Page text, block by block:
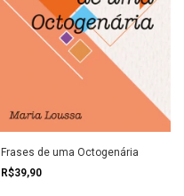
Frases de uma Octogenária
R$39,90